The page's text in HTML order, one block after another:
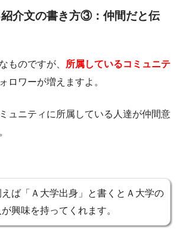
介文の書き方③：仲間だと伝
ものですが、 所属しているコミュニテ
ロワーが増えますよ。
ュニティに所属している人達が仲間意
えば「Ａ大学出身」と書くとＡ大学の
が興味を持ってくれます。